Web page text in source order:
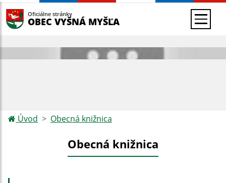
Oficiálne stránky
OBEC VYŠNÁ MYŠĽA
Úvod Obecná knižnica
Obecná knižnica